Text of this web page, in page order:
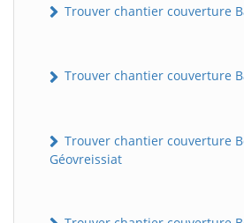
Trouver chantier couverture
Trouver chantier couverture
Trouver chantier couverture
Géovreissiat